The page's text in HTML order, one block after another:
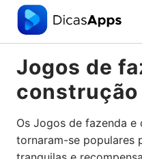
Pular
para
o
conteúdo
Jogos de
construção
Os Jogos de fazenda
tornaram-se populares